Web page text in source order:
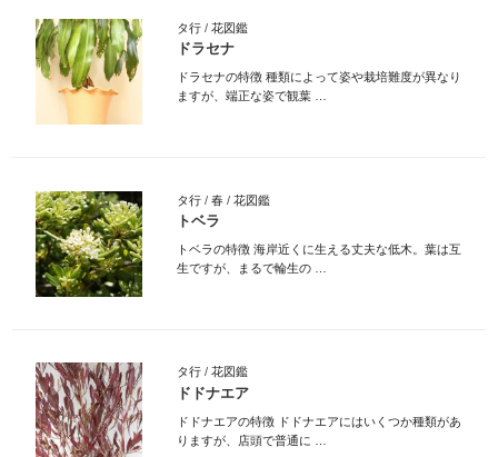
タ行/ 花図鑑
ドラセナ
ドラセナの特徴 種類によって姿や栽培難度が異なり
ますが、端正な姿で観葉 …
タ行/ 春/ 花図鑑
トベラ
トベラの特徴 海岸近くに生える丈夫な低木。葉は互
生ですが、まるで輪生の …
タ行/ 花図鑑
ドドナエア
ドドナエアの特徴 ドドナエアにはいくつか種類があ
りますが、店頭で普通に …